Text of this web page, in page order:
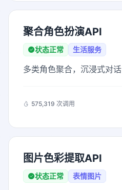
聚合角色扮演API
状态正常 生活服务
多类角色聚合，沉浸式对话
575,319 次调用
图片色彩提取API
状态正常 表情图片